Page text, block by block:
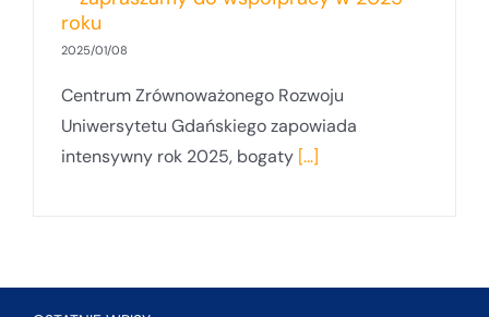
roku
2025/01/08
Centrum Zrównoważonego Rozwoju
Uniwersytetu Gdańskiego zapowiada
intensywny rok 2025, bogaty [...]